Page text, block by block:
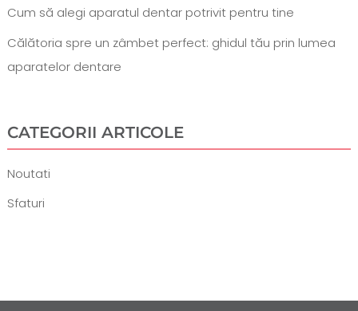
Cum să alegi aparatul dentar potrivit pentru tine
Călătoria spre un zâmbet perfect: ghidul tău prin lumea
aparatelor dentare
CATEGORII ARTICOLE
Noutati
Sfaturi